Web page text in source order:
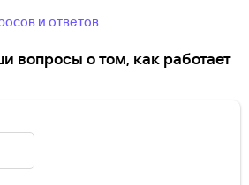
и ответов
вопросы о том, как работает